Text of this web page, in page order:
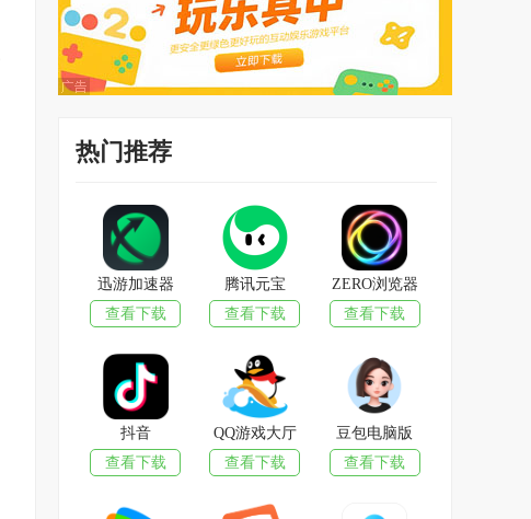
热门推荐
迅游加速器
查看下载
腾讯元宝
查看下载
ZERO浏览器
查看下载
抖音
查看下载
QQ游戏大厅
查看下载
豆包电脑版
查看下载